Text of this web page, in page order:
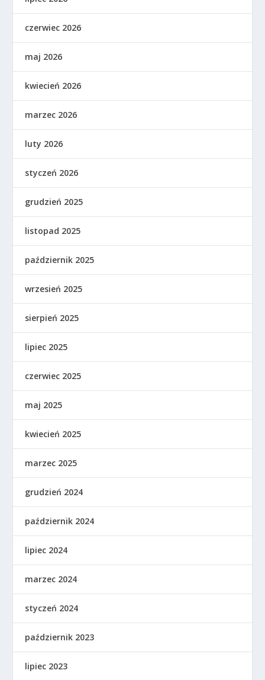
czerwiec 2026
maj 2026
kwiecień 2026
marzec 2026
luty 2026
styczeń 2026
grudzień 2025
listopad 2025
październik 2025
wrzesień 2025
sierpień 2025
lipiec 2025
czerwiec 2025
maj 2025
kwiecień 2025
marzec 2025
grudzień 2024
październik 2024
lipiec 2024
marzec 2024
styczeń 2024
październik 2023
lipiec 2023